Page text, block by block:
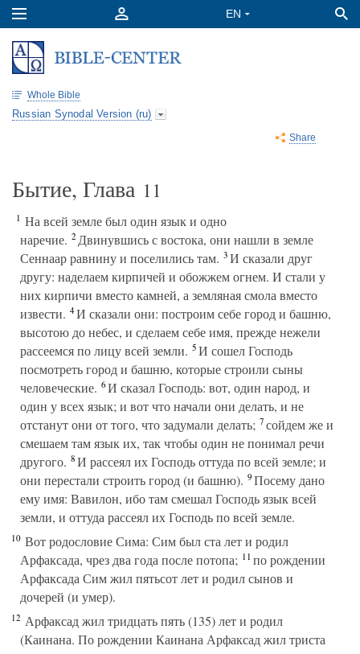
Whole Bible
Russian Synodal Version (ru)
Share
Бытие, Глава 11
1 На всей земле был один язык и одно
наречие. 2Двинувшись с востока, они нашли в земле
Сеннаар равнину и поселились там. 3И сказали друг
другу: наделаем кирпичей и обожжем огнем. И стали у
них кирпичи вместо камней, а земляная смола вместо
извести. 4И сказали они: построим себе город и башню,
высотою до небес, и сделаем себе имя, прежде нежели
рассеемся по лицу всей земли. 5И сошел Господь
посмотреть город и башню, которые строили сыны
человеческие. 6И сказал Господь: вот, один народ, и
один у всех язык; и вот что начали они делать, и не
отстанут они от того, что задумали делать; 7сойдем же и
смешаем там язык их, так чтобы один не понимал речи
другого. 8И рассеял их Господь оттуда по всей земле; и
они перестали строить город (и башню). 9Посему дано
ему имя: Вавилон, ибо там смешал Господь язык всей
земли, и оттуда рассеял их Господь по всей земле.
10 Вот родословие Сима: Сим был ста лет и родил
Арфаксада, чрез два года после потопа; 11по рождении
Арфаксада Сим жил пятьсот лет и родил сынов и
дочерей (и умер).
12 Арфаксад жил тридцать пять (135) лет и родил
(Каинана. По рождении Каинана Арфаксад жил триста